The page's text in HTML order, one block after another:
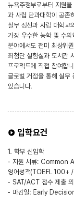
뉴욕주정부로부터 지원
과 사립 단과대학이 공존
실무 정신과 사립 대학교
가장 우수한 농학 및 수
분야에서도 전미 최상위
최첨단 실험실과 도서관
프로젝트에 직접 참여합
글로벌 거점을 통해 실무
있습니다.
입학요건
1. 학부 신입학
- 지원 서류: Common
영어성적(TOEFL 100+
- SAT/ACT 점수 제출
- 마감일: Early